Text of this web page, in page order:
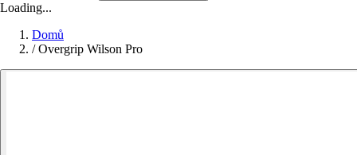
Loading...
Domů
/ Overgrip Wilson Pro